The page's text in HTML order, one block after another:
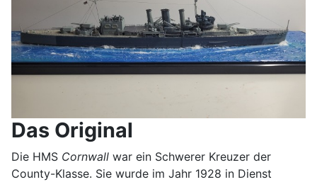
Das Original
Die HMS Cornwall war ein Schwerer Kreuzer der
County-Klasse. Sie wurde im Jahr 1928 in Dienst